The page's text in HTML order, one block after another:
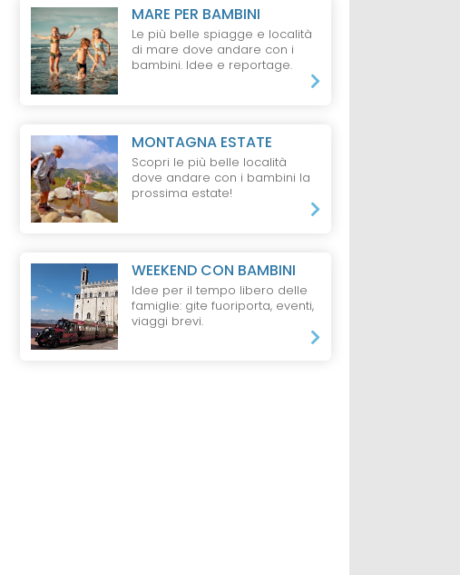
MARE PER BAMBINI
Le più belle spiagge e località
di mare dove andare con i
bambini. Idee e reportage.
MONTAGNA ESTATE
Scopri le più belle località
dove andare con i bambini la
prossima estate!
WEEKEND CON BAMBINI
Idee per il tempo libero delle
famiglie: gite fuoriporta, eventi,
viaggi brevi.